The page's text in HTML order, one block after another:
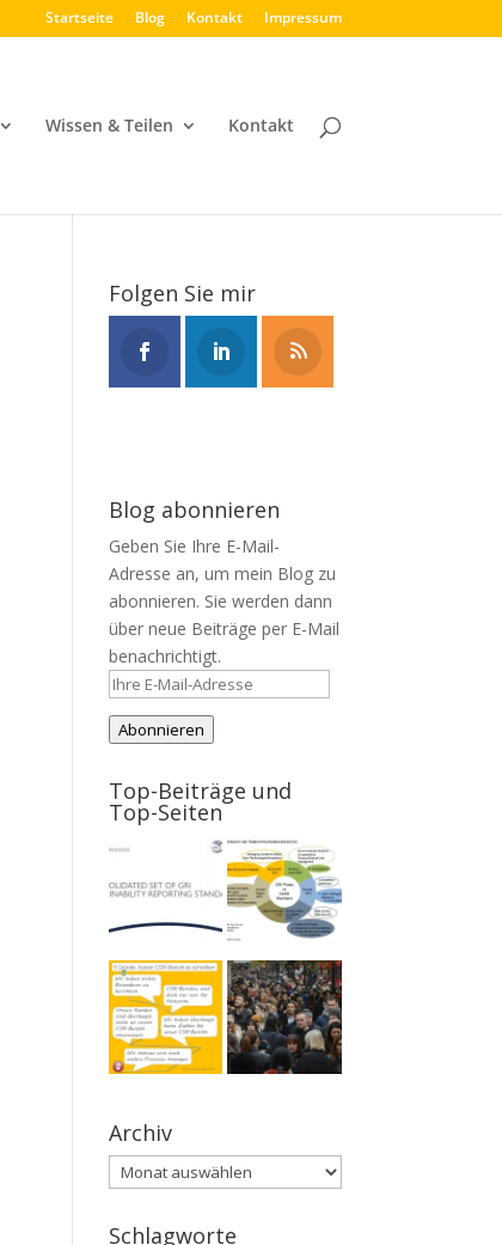
Startseite Blog Kontakt Impressum
Wissen & Teilen Kontakt
Folgen Sie mir
Blog abonnieren
Geben Sie Ihre E-Mail-
Adresse an, um mein Blog zu
abonnieren. Sie werden dann
über neue Beiträge per E-Mail
benachrichtigt.
Ihre
E-
Mail-
Abonnieren
Top-Beiträge und
Top-Seiten
Archiv
Archiv
Schlagworte